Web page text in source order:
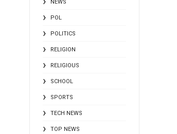
NEWS
POL
POLITICS
RELIGION
RELIGIOUS
SCHOOL
SPORTS
TECH NEWS
TOP NEWS